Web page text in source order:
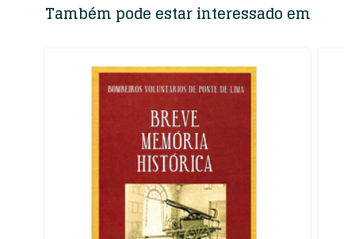
Também pode estar interessado em